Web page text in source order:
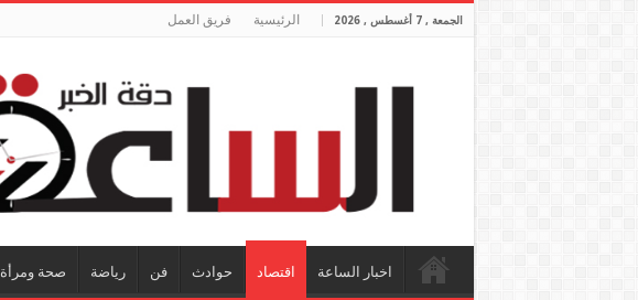
الجمعة , 7 أغسطس , 2026 الرئيسية فريق العمل
اخبار الساعة اقتصاد حوادث فن رياضة صحة ومرأة